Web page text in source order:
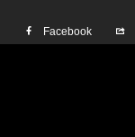
Facebook